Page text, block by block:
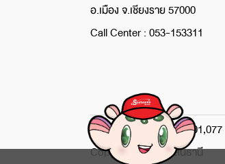
อ.เมือง จ.เชียงราย 57000
Call Center : 053-153311
จำนวนผู้เข้าชมเว็บไซต์ : 701,077
Copyright © 2022 สินธานี